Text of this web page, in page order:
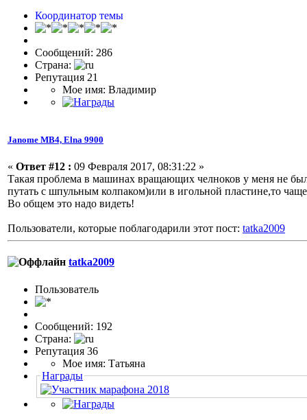
Координатор темы
Сообщений: 286
Страна:
Репутация 21
Мое имя: Владимир
Janome МВ4, Elna 9900
« Ответ #12 : 09 Февраля 2017, 08:31:22 »
Такая проблема в машинах вращающих челноков у меня не
путать с шпульным колпаком)или в игольной пластине,то
Во общем это надо видеть!
Пользователи, которые поблагодарили этот пост: tatka2009
tatka2009
Пользовaтeль
Сообщений: 192
Страна:
Репутация 36
Мое имя: Татьяна
Награды